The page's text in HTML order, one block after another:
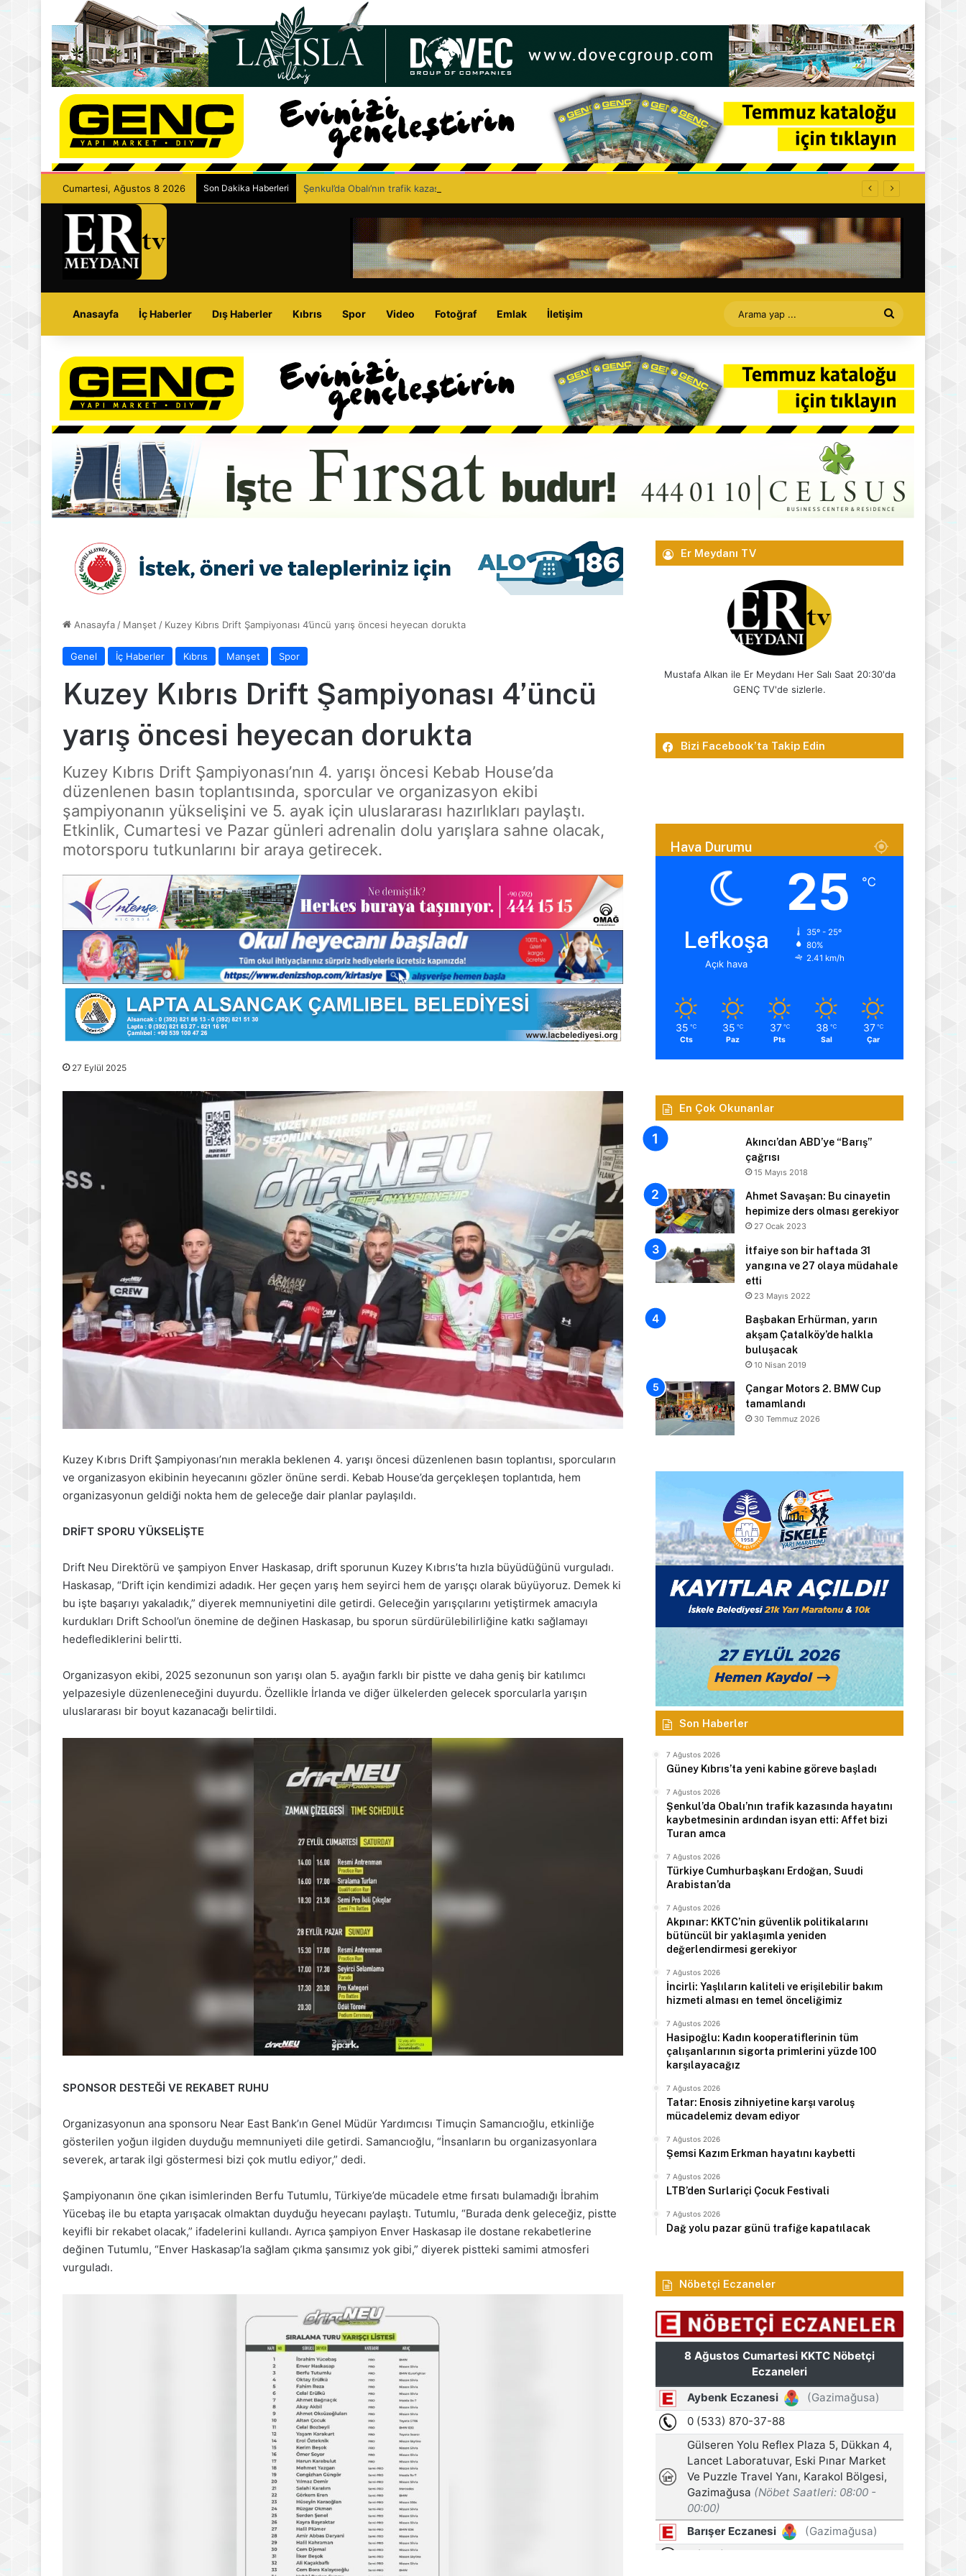
Cumartesi, Ağustos 8 2026 Son Dakika Haberleri Şenkul’da Obalı’nın trafik kazasında hayatını kaybetmesinin ardından isyan etti: Affet bizi Turan amca
Anasayfa İç Haberler Dış Haberler Kıbrıs Spor Video Fotoğraf Emlak İletişim
Arama
yap
...
Anasayfa / Manşet / Kuzey Kıbrıs Drift Şampiyonası 4’üncü yarış öncesi heyecan dorukta
Genel İç Haberler Kıbrıs Manşet Spor
Kuzey Kıbrıs Drift Şampiyonası 4’üncü
yarış öncesi heyecan dorukta
Kuzey Kıbrıs Drift Şampiyonası’nın 4. yarışı öncesi Kebab House’da
düzenlenen basın toplantısında, sporcular ve organizasyon ekibi
şampiyonanın yükselişini ve 5. ayak için uluslararası hazırlıkları paylaştı.
Etkinlik, Cumartesi ve Pazar günleri adrenalin dolu yarışlara sahne olacak,
motorsporu tutkunlarını bir araya getirecek.
27 Eylül 2025
Kuzey Kıbrıs Drift Şampiyonası’nın merakla beklenen 4. yarışı öncesi düzenlenen basın toplantısı, sporcuların
ve organizasyon ekibinin heyecanını gözler önüne serdi. Kebab House’da gerçekleşen toplantıda, hem
organizasyonun geldiği nokta hem de geleceğe dair planlar paylaşıldı.
DRİFT SPORU YÜKSELİŞTE
Drift Neu Direktörü ve şampiyon Enver Haskasap, drift sporunun Kuzey Kıbrıs’ta hızla büyüdüğünü vurguladı.
Haskasap, “Drift için kendimizi adadık. Her geçen yarış hem seyirci hem de yarışçı olarak büyüyoruz. Demek ki
bu işte başarıyı yakaladık,” diyerek memnuniyetini dile getirdi. Geleceğin yarışçılarını yetiştirmek amacıyla
kurdukları Drift School’un önemine de değinen Haskasap, bu sporun sürdürülebilirliğine katkı sağlamayı
hedeflediklerini belirtti.
Organizasyon ekibi, 2025 sezonunun son yarışı olan 5. ayağın farklı bir pistte ve daha geniş bir katılımcı
yelpazesiyle düzenleneceğini duyurdu. Özellikle İrlanda ve diğer ülkelerden gelecek sporcularla yarışın
uluslararası bir boyut kazanacağı belirtildi.
SPONSOR DESTEĞİ VE REKABET RUHU
Organizasyonun ana sponsoru Near East Bank’ın Genel Müdür Yardımcısı Timuçin Samancıoğlu, etkinliğe
gösterilen yoğun ilgiden duyduğu memnuniyeti dile getirdi. Samancıoğlu, “İnsanların bu organizasyonlara
severek, artarak ilgi göstermesi bizi çok mutlu ediyor,” dedi.
Şampiyonanın öne çıkan isimlerinden Berfu Tutumlu, Türkiye’de mücadele etme fırsatı bulamadığı İbrahim
Yücebaş ile bu etapta yarışacak olmaktan duyduğu heyecanı paylaştı. Tutumlu, “Burada denk geleceğiz, pistte
keyifli bir rekabet olacak,” ifadelerini kullandı. Ayrıca şampiyon Enver Haskasap ile dostane rekabetlerine
değinen Tutumlu, “Enver Haskasap’la sağlam çıkma şansımız yok gibi,” diyerek pistteki samimi atmosferi
vurguladı.
Er Meydanı TV
Mustafa Alkan ile Er Meydanı Her Salı Saat 20:30'da
GENÇ TV'de sizlerle.
Bizi Facebook’ta Takip Edin
Hava Durumu
Lefkoşa
Açık hava
25 ℃
35º - 25º
80%
2.41 km/h
35 ℃
Cts
35 ℃
Paz
37 ℃
Pts
38 ℃
Sal
37 ℃
Çar
En Çok Okunanlar
Akıncı’dan ABD’ye “Barış”
çağrısı
15 Mayıs 2018
Ahmet Savaşan: Bu cinayetin
hepimize ders olması gerekiyor
27 Ocak 2023
İtfaiye son bir haftada 31
yangına ve 27 olaya müdahale
etti
23 Mayıs 2022
Başbakan Erhürman, yarın
akşam Çatalköy’de halkla
buluşacak
10 Nisan 2019
Çangar Motors 2. BMW Cup
tamamlandı
30 Temmuz 2026
Son Haberler
7 Ağustos 2026
Güney Kıbrıs’ta yeni kabine göreve başladı
7 Ağustos 2026
Şenkul’da Obalı’nın trafik kazasında hayatını
kaybetmesinin ardından isyan etti: Affet bizi
Turan amca
7 Ağustos 2026
Türkiye Cumhurbaşkanı Erdoğan, Suudi
Arabistan’da
7 Ağustos 2026
Akpınar: KKTC’nin güvenlik politikalarını
bütüncül bir yaklaşımla yeniden
değerlendirmesi gerekiyor
7 Ağustos 2026
İncirli: Yaşlıların kaliteli ve erişilebilir bakım
hizmeti alması en temel önceliğimiz
7 Ağustos 2026
Hasipoğlu: Kadın kooperatiflerinin tüm
çalışanlarının sigorta primlerini yüzde 100
karşılayacağız
7 Ağustos 2026
Tatar: Enosis zihniyetine karşı varoluş
mücadelemiz devam ediyor
7 Ağustos 2026
Şemsi Kazım Erkman hayatını kaybetti
7 Ağustos 2026
LTB’den Surlariçi Çocuk Festivali
7 Ağustos 2026
Dağ yolu pazar günü trafiğe kapatılacak
Nöbetçi Eczaneler